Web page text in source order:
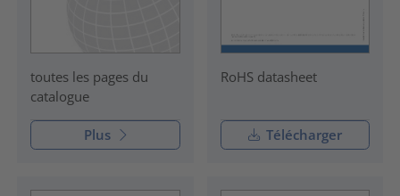
toutes les pages du
catalogue
Plus
RoHS datasheet
Télécharger